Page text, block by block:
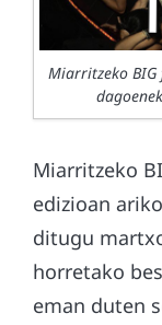
Miarritzeko
Miarritzeko
edizioan
ditugu
horretako
eman duten